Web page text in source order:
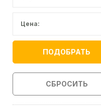
Цена:
ПОДОБРАТЬ
СБРОСИТЬ